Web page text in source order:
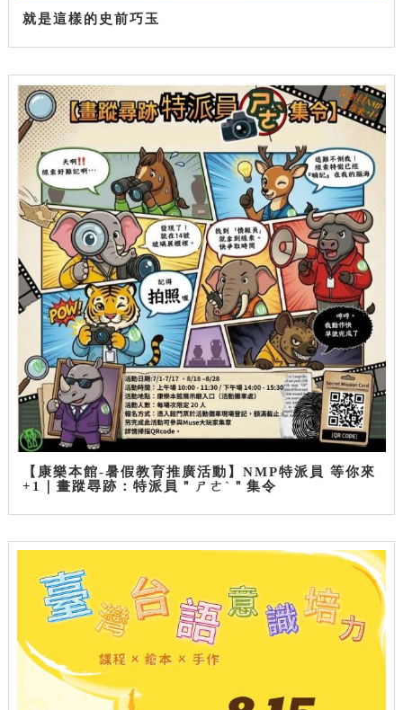
就是這樣的史前巧玉
【康樂本館-暑假教育推廣活動】NMP特派員 等你來
+1｜畫蹤尋跡：特派員＂ㄕㄜˋ＂集令